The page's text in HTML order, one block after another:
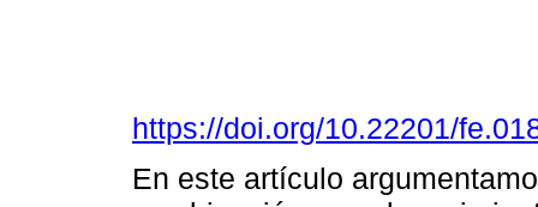
https://doi.org/10.22201/
En este artículo